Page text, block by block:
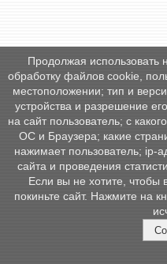
Продолжая использовать
обработку файлов cookie,
местоположении; тип и
устройства и разрешение
на сайт пользователь; с
ОС и Браузера; какие
нажимает пользователь; ip-
сайта и проведения
Если вы не хотите,
покиньте сайт. Нажмите на